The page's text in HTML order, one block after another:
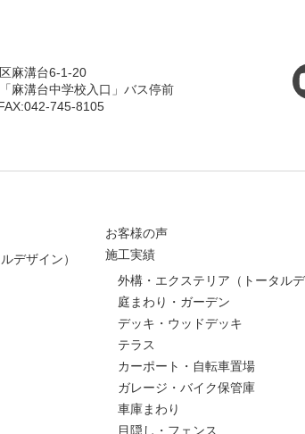
麻溝台6-1-20
麻溝台中学校入口」バス停前
745-8105
デザイン）
お客様の声
施工実績
外構・エクステリア（トータル
庭まわり・ガーデン
デッキ・ウッドデッキ
テラス
カーポート・自転車置場
ガレージ・バイク保管庫
車庫まわり
目隠し・フェンス